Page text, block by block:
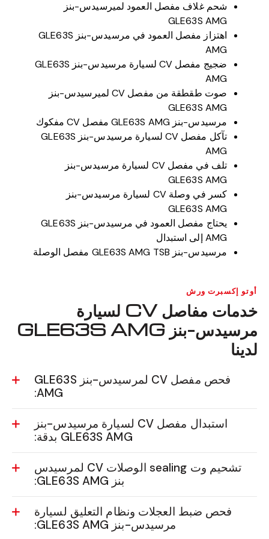
شحم غلاف مفصل العمود لميرسيدس-بنز
GLE63S AMG
اهتزاز مفصل العمود في مرسيدس-بنز GLE63S
AMG
ضجيج مفصل CV لسيارة مرسيدس-بنز GLE63S
AMG
صوت طقطقة من مفصل CV لميرسيدس-بنز
GLE63S AMG
مرسيدس-بنز GLE63S AMG مفصل CV مفكوك
تآكل مفصل CV لسيارة مرسيدس-بنز GLE63S
AMG
تلف في مفصل CV لسيارة مرسيدس-بنز
GLE63S AMG
كسر في وصلة CV لسيارة مرسيدس-بنز
GLE63S AMG
يحتاج مفصل العمود في مرسيدس-بنز GLE63S
AMG إلى استبدال
مرسيدس-بنز GLE63S AMG TSB مفصل الوصلة
أوتو إكسبرت ورش
خدمات مفاصل CV لسيارة
مرسيدس-بنز GLE63S AMG
لدينا
فحص مفصل CV لمرسيدس-بنز GLE63S
AMG:
استبدال مفصل CV لسيارة مرسيدس-بنز
GLE63S AMG بدقة:
تشحيم وت sealing الوصلات CV لمرسيدس
بنز GLE63S AMG:
فحص ضبط العجلات ونظام التعليق لسيارة
مرسيدس-بنز GLE63S AMG: